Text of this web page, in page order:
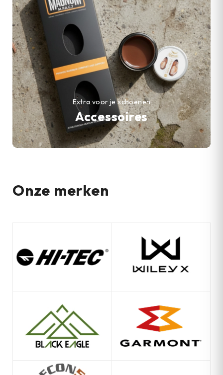
Accessoires
Extra voor je schoenen
Onze merken